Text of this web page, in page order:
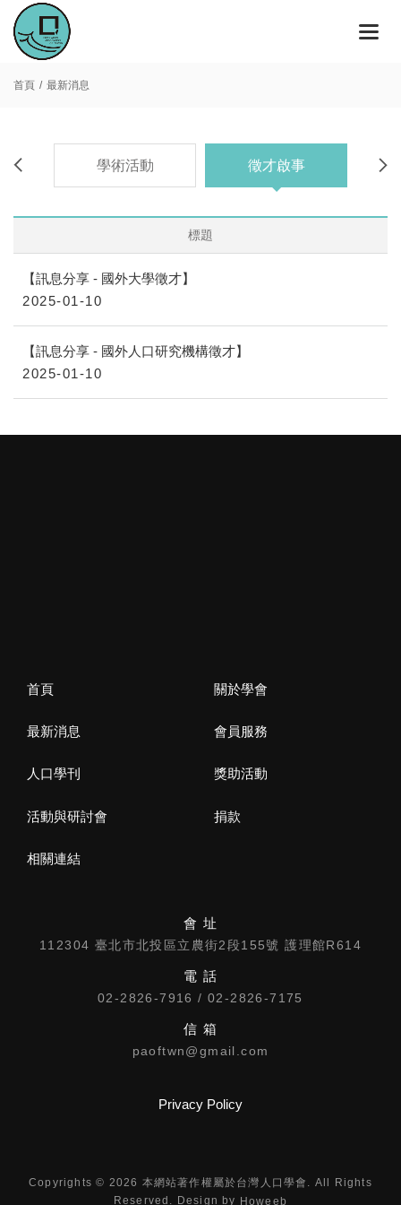
首頁 最新消息
學術活動 徵才啟事
標題
【訊息分享 - 國外大學徵才】
2025-01-10
【訊息分享 - 國外人口研究機構徵才】
2025-01-10
首頁 關於學會
最新消息 會員服務
人口學刊 獎助活動
活動與研討會 捐款
相關連結
會 址
112304 臺北市北投區立農街2段155號 護理館R614
電 話
02-2826-7916 / 02-2826-7175
信 箱
paoftwn@gmail.com
Privacy Policy
Copyrights © 2026 本網站著作權屬於台灣人口學會. All Rights
Reserved. Design by Howeeb